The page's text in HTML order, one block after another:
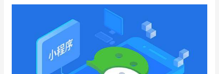
数据通服务